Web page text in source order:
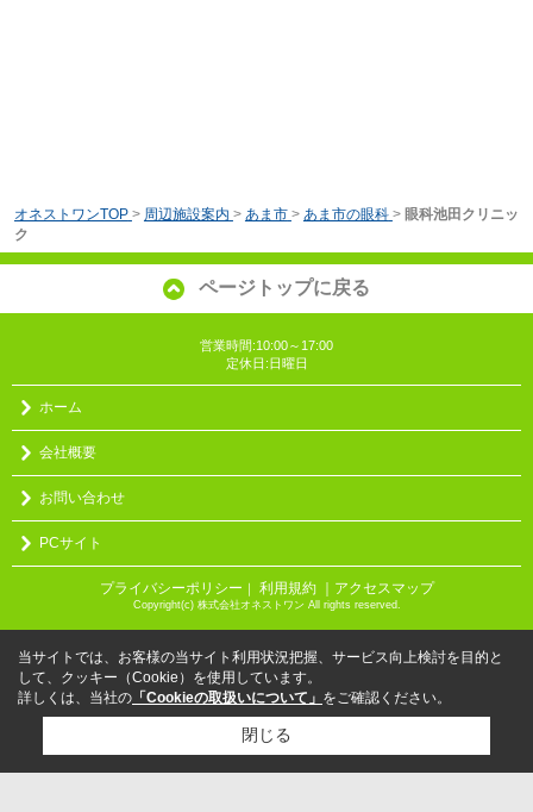
オネストワンTOP > 周辺施設案内 > あま市 > あま市の眼科 > 眼科池田クリニッ
ク
ページトップに戻る
営業時間:10:00～17:00
定休日:日曜日
ホーム
会社概要
お問い合わせ
PCサイト
プライバシーポリシー ｜ 利用規約 ｜アクセスマップ
Copyright(c) 株式会社オネストワン All rights reserved.
当サイトでは、お客様の当サイト利用状況把握、サービス向上検討を目的と
して、クッキー（Cookie）を使用しています。
詳しくは、当社の 「Cookieの取扱いについて」 をご確認ください。
閉じる